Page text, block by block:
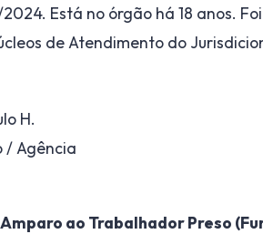
Está no órgão há 18 anos.
de Atendimento do
H.
/ Agência
ao Trabalhador Preso